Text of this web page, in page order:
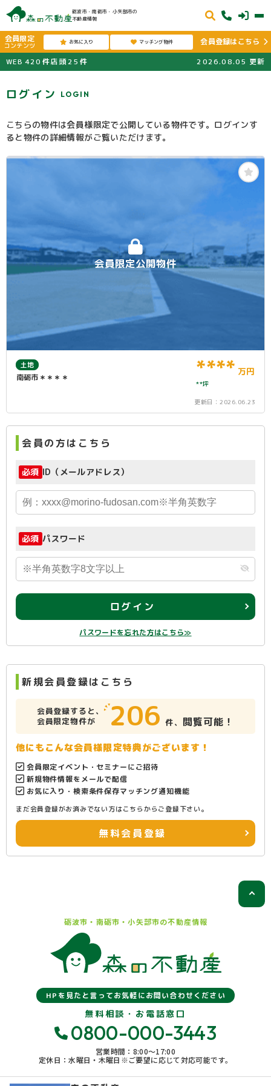
砺波市・南砺市・小矢部市の
不動産情報
会員限定
コンテンツ お気に入り マッチング物件
会員登録はこちら
WEB 420 件店頭25 件 2026.08.05 更新
ログイン LOGIN
こちらの物件は会員様限定で公開している物件です。ログインす
ると物件の詳細情報がご覧いただけます。
会員限定公開物件
土地
南砺市＊＊＊＊ **** 万円
**坪
更新日： 2026.06.23
会員の方はこちら
必須 ID（メールアドレス）
必須 パスワード
ログイン
パスワードを忘れた方はこちら≫
新規会員登録はこちら
会員登録すると、
会員限定物件が
206 件、 閲覧可能！
他にもこんな会員様限定特典がございます！
会員限定イベント・セミナーにご招待
新規物件情報をメールで配信
お気に入り・検索条件保存マッチング通知機能
まだ会員登録がお済みでない方はこちらからご登録下さい。
無料会員登録
砺波市・南砺市・小矢部市の不動産情報
HPを見たと言ってお気軽にお問い合わせください
無料相談・お電話窓口
0800-000-3443
営業時間：8:00〜17:00
定休日：水曜日・木曜日※ご要望に応じて対応可能です。